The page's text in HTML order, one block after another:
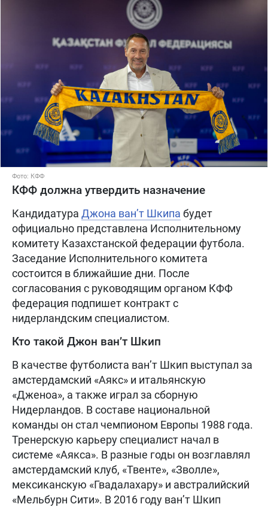
Фото: КФФ
КФФ должна утвердить назначение
Кандидатура Джона ван’т Шкипа будет
официально представлена Исполнительному
комитету Казахстанской федерации футбола.
Заседание Исполнительного комитета
состоится в ближайшие дни. После
согласования с руководящим органом КФФ
федерация подпишет контракт с
нидерландским специалистом.
Кто такой Джон ван’т Шкип
В качестве футболиста ван’т Шкип выступал за
амстердамский «Аякс» и итальянскую
«Дженоа», а также играл за сборную
Нидерландов. В составе национальной
команды он стал чемпионом Европы 1988 года.
Тренерскую карьеру специалист начал в
системе «Аякса». В разные годы он возглавлял
амстердамский клуб, «Твенте», «Зволле»,
мексиканскую «Гвадалахару» и австралийский
«Мельбурн Сити». В 2016 году ван’т Шкип